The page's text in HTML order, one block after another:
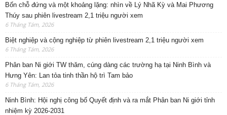
Bốn chỗ đứng và một khoảng lặng: nhìn về Lý Nhã Kỳ và Mai Phương
Thúy sau phiên livestream 2,1 triệu người xem
6 Tháng Tám, 2026
Biệt nghiệp và cộng nghiệp từ phiên livestream 2,1 triệu người xem
6 Tháng Tám, 2026
Phân ban Ni giới TW thăm, cúng dàng các trường hạ tại Ninh Bình và
Hưng Yên: Lan tỏa tinh thần hộ trì Tam bảo
6 Tháng Tám, 2026
Ninh Bình: Hội nghị công bố Quyết định và ra mắt Phân ban Ni giới tỉnh
nhiệm kỳ 2026-2031